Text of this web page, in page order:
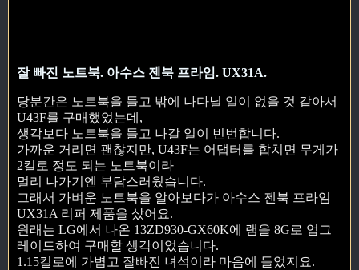
잘 빠진 노트북. 아수스 젠북 프라임. UX31A.
당분간은 노트북을 들고 밖에 나다닐 일이 없을 것 같아서
U43F를 구매했었는데,
생각보다 노트북을 들고 나갈 일이 빈번합니다.
가까운 거리면 괜찮지만, U43F는 어댑터를 합치면 무게가
2킬로 정도 되는 노트북이라
멀리 나가기엔 부담스러웠습니다.
그래서 가벼운 노트북을 알아보다가 아수스 젠북 프라임
UX31A 리퍼 제품을 샀어요.
원래는 LG에서 나온 13ZD930-GX60K에 램을 8G로 업그
레이드하여 구매할 생각이었습니다.
1.15킬로에 가볍고 잘빠진 녀석이라 마음에 들었지요.